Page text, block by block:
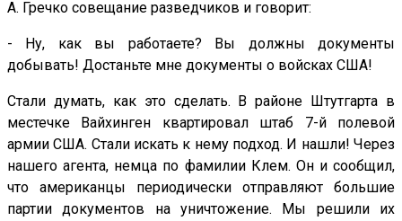
А. Гречко совещание разведчиков и говорит:
- Ну, как вы работаете? Вы должны документы
добывать! Достаньте мне документы о войсках США!
Стали думать, как это сделать. В районе Штутгарта в
местечке Вайхинген квартировал штаб 7-й полевой
армии США. Стали искать к нему подход. И нашли! Через
нашего агента, немца по фамилии Клем. Он и сообщил,
что американцы периодически отправляют большие
партии документов на уничтожение. Мы решили их